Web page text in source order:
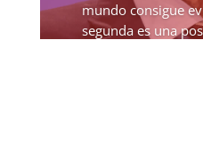
mundo consigue
segunda es una